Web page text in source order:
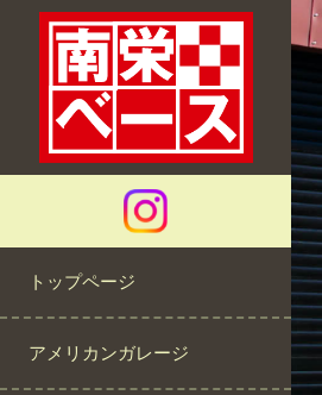
トップページ
アメリカンガレージ